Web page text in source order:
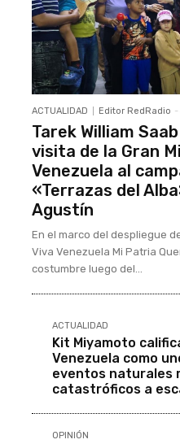
ACTUALIDAD Editor RedRadio -
Tarek William
visita de la Gran
Venezuela al
«Terrazas del
Agustín
En el marco del despliegue
Viva Venezuela Mi Patria
costumbre luego del...
ACTUALIDAD
Kit Miyamoto
Venezuela como
eventos naturales
catastróficos a
OPINIÓN